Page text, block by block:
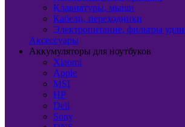
Клавиатуры, мыши
Кабели, переходники
Электропитание, фильтры
Аксессуары
Аккумуляторы для ноутбуков
Xiaomi
Apple
MSI
HP
Dell
Sony